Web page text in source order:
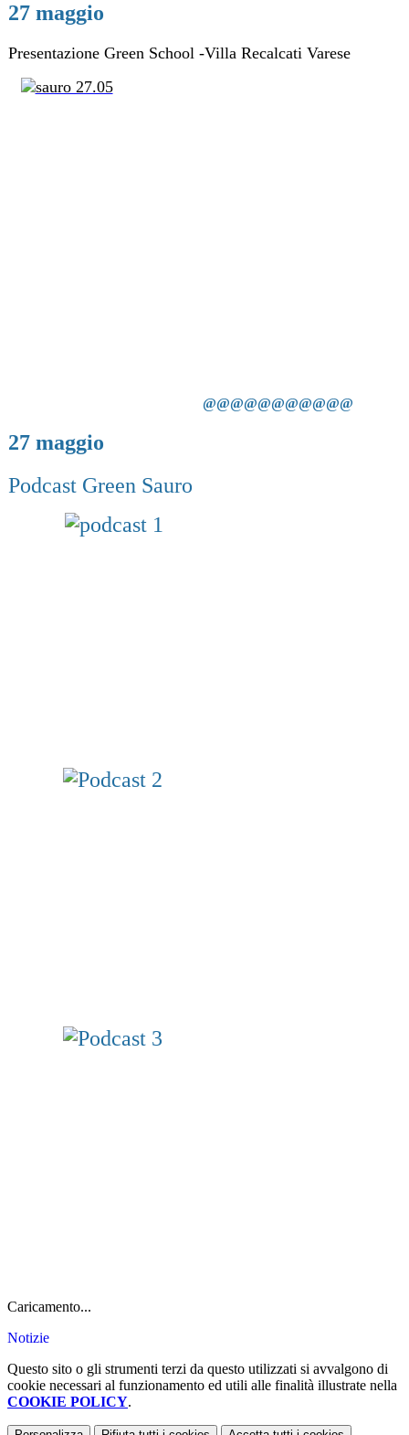
27 maggio
Presentazione Green School -Villa Recalcati Varese
@@@@@@@@@@@
27 maggio
Podcast Green Sauro
Caricamento...
Notizie
Questo sito o gli strumenti terzi da questo utilizzati si avvalgono di
cookie necessari al funzionamento ed utili alle finalità illustrate nella
COOKIE POLICY.